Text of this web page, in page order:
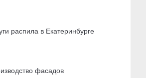
распила в Екатеринбурге
фасадов